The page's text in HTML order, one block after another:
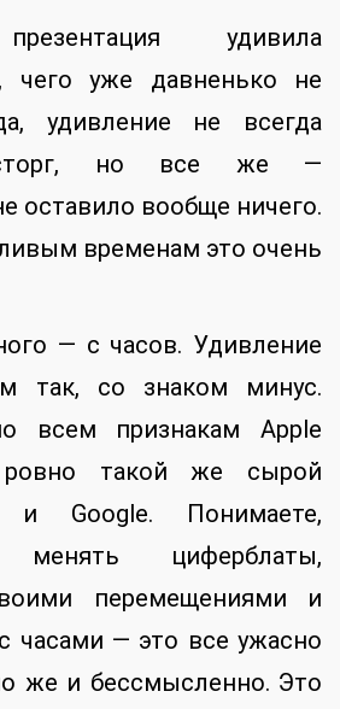
удивила
чего уже давненько не
удивление не всегда
но все же —
оставило вообще ничего.
временам это очень
— с часов. Удивление
так, со знаком минус.
всем признакам Apple
такой же сырой
и Google. Понимаете,
менять циферблаты,
перемещениями и
часами — это все ужасно
же и бессмысленно. Это